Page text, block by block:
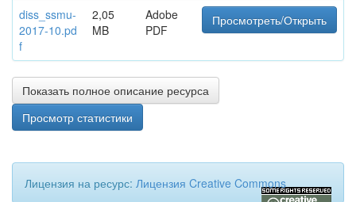
diss_ssmu-
2017-10.pd
f
2,05
MB
Adobe
PDF
Просмотреть/Открыть
Показать полное описание ресурса
Просмотр статистики
Лицензия на ресурс: Лицензия Creative Commons